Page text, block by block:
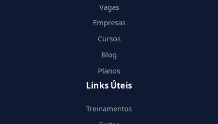
Vagas
Empresas
Cursos
Blog
Planos
Links Úteis
Treinamentos